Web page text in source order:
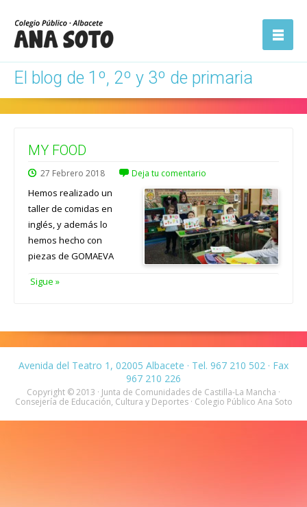
navegación
El blog de 1º, 2º y 3º de primaria
MY FOOD
27 Febrero 2018 Deja tu comentario
Hemos realizado un
taller de comidas en
inglés, y además lo
hemos hecho con
piezas de GOMAEVA
Sigue »
Avenida del Teatro 1, 02005 Albacete · Tel. 967 210 502 · Fax
967 210 226
Copyright © 2013 · Junta de Comunidades de Castilla-La Mancha ·
Consejería de Educación, Cultura y Deportes · Colegio Público Ana Soto